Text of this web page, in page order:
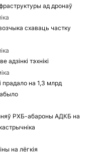
ад дронаў
схаваць частку
тэхнікі
прадало на 1,3 млрд
РХБ-абароны АДКБ на
на лёгкія